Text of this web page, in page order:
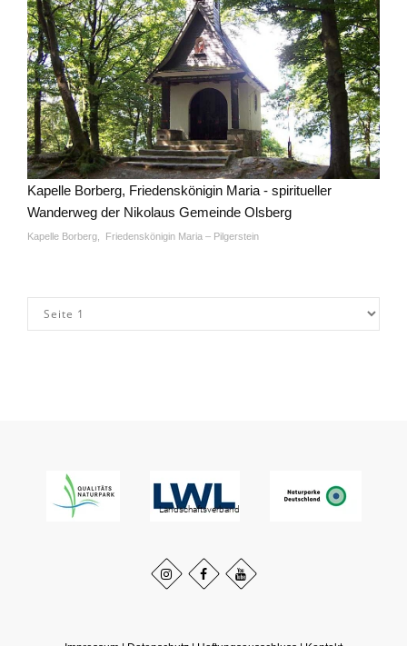
Kapelle Borberg, Friedenskönigin Maria - spiritueller
Wanderweg der Nikolaus Gemeinde Olsberg
Kapelle Borberg, Friedenskönigin Maria – Pilgerstein